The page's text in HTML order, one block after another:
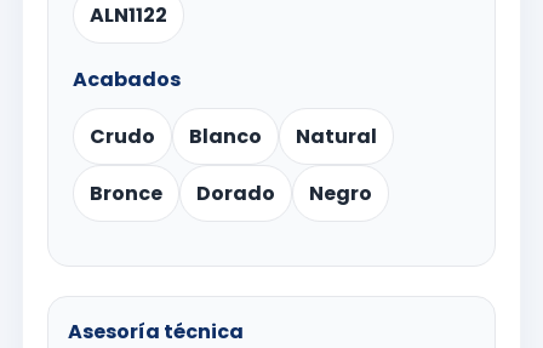
ALN1122
Acabados
Crudo Blanco Natural
Bronce Dorado Negro
Asesoría técnica